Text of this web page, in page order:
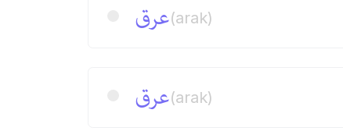
عرق(arak)
عرق(arak)